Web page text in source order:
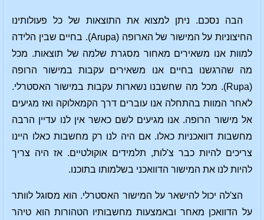
הבה נסכם. ניתן למצוא את התוצאות של כל פעולותינו
החיצוניות על המישור של הארופה (Arupa). בחיים שבין הלידה
למוות אנו משאירים מאחור מסגרת שלמה של תוצאות. מכל
מה שהרגשנו בחיים אנו משאירים עקבות במישור הרופה
(Rupa). מכל מה שחשבנו נשארות עקבות במישור האסטרלי.
לאחר המוות בהתחלה אנו עוברים דרך הקמאלוקה ואז מגיעים
אל מישור הרופה. אנו מגיעים לשם כאשר אין לנו עדיין הרבה
מחשבות דוואכניות כאלו. אם היה לנו רק מחשבות כאלו היינו
צריכים להיות כבר צ'לות, תלמידים אוקולטיים. אז היה צריך
להיות לנו את המישור הדוואכני בשלמותו בתוכנו.
הצ'לה יכול להישאר על המישור האסטרלי. הוא מסוגל לוותר
על הדוואכן מאחר ובאמצעות מחשבותיו הטהורות הוא טיהר